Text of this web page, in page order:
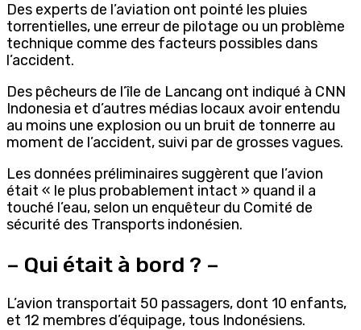
Des experts de l’aviation ont pointé les pluies
torrentielles, une erreur de pilotage ou un problème
technique comme des facteurs possibles dans
l’accident.
Des pêcheurs de l’île de Lancang ont indiqué à CNN
Indonesia et d’autres médias locaux avoir entendu
au moins une explosion ou un bruit de tonnerre au
moment de l’accident, suivi par de grosses vagues.
Les données préliminaires suggèrent que l’avion
était « le plus probablement intact » quand il a
touché l’eau, selon un enquêteur du Comité de
sécurité des Transports indonésien.
– Qui était à bord ? –
L’avion transportait 50 passagers, dont 10 enfants,
et 12 membres d’équipage, tous Indonésiens.